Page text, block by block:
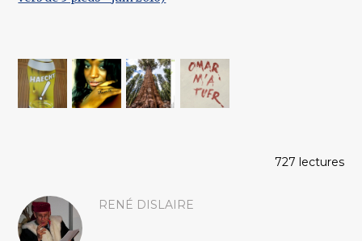
727 lectures
RENÉ DISLAIRE